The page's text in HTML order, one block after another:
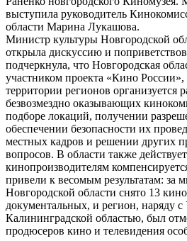
выступила руководитель
области Марина Лукашова.
Министр культуры Новгородской
открыла дискуссию и
подчеркнула, что Новгородская
участником проекта «Кино России»,
территории регионов организуется
безвозмездно оказывающих
подборе локаций, получении
обеспечении безопасности их
местных кадров и решении других
вопросов. В области также
кинопроизводителям
привели к весомым результатам: за
Новгородской области снято 13
документальных, и регион, наряду с
Калининградской областью, был
продюсеров кино и телевидения